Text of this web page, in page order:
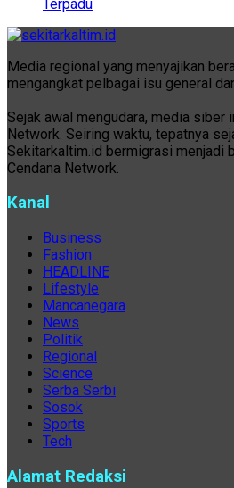
Terpadu
Media regional yang menyajikan
mengangkat pelbagai isu general
Sejak awal mengudara, media siber
Network. Seiring waktu, tepatnya
Sekitarkaltim.id bermigrasi menjadi
Cendana Network.
Kanal
Business
Fashion
HEADLINE
Lifestyle
Mancanegara
News
Politik
Regional
Science
Serba Serbi
Sosok
Sports
Tech
Alamat Redaksi